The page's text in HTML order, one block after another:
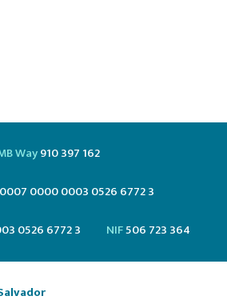
Way910 397 162
0000 0003 0526 6772 3
0526 6772 3 NIF506 723 364